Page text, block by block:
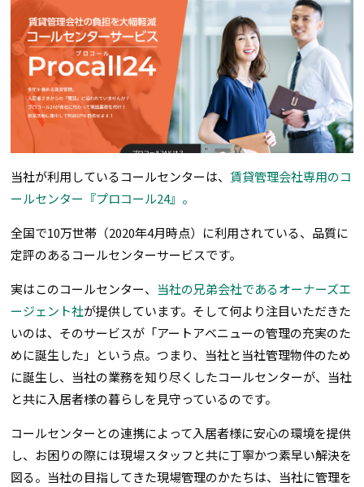
当社が利用しているコールセンターは、賃貸管理会社専用のコ
ールセンター『プロコール24』。
全国で10万世帯（2020年4月時点）に利用されている、品質に
定評のあるコールセンターサービスです。
実はこのコールセンター、 当社の兄弟会社であるオーナーズエ
ージェント社が提供しています。そして何より注目いただきた
いのは、そのサービスが「アートアベニューの管理の充実のた
めに誕生した」という点。つまり、当社と当社管理物件のため
に誕生し、当社の業務を知り尽くしたコールセンターが、当社
と共に入居者様の暮らしを見守っているのです。
コールセンターとの連携によって入居者様に安心の環境を提供
し、お困りの際には現場スタッフと共に丁寧かつ素早い解決を
図る。当社の目指してきた現場管理のかたちは、当社に管理を